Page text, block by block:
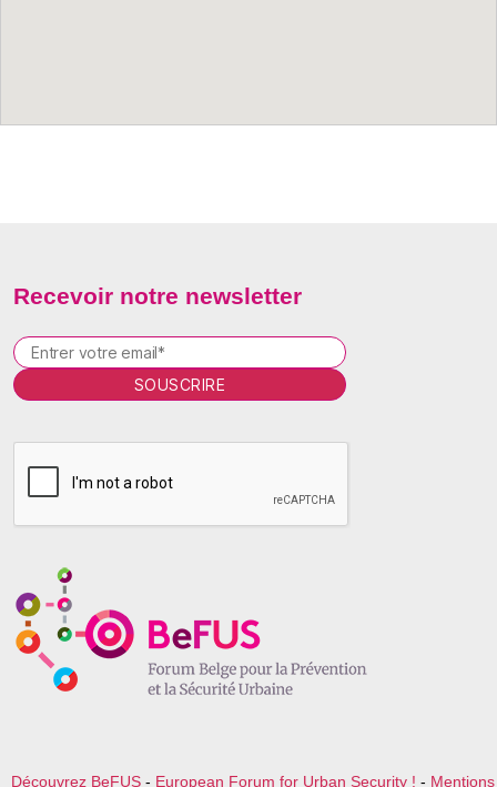
Recevoir notre newsletter
l
e
h
Découvrez BeFUS - European Forum for Urban Security ! - Mentions